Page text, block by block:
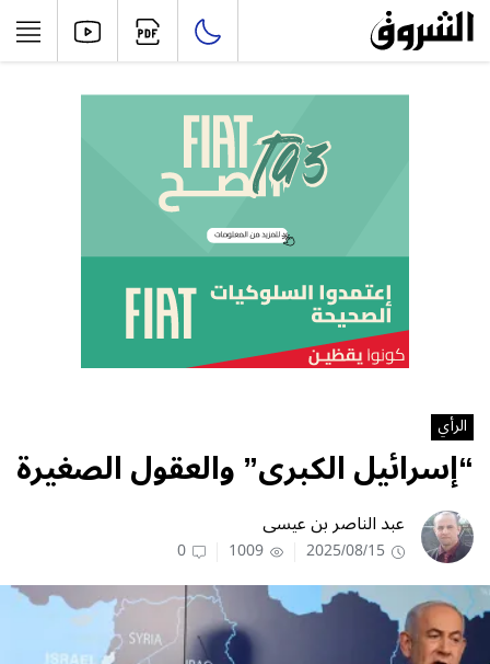
الرأي
“إسرائيل الكبرى” والعقول الصغيرة
عبد الناصر بن عيسى
2025/08/15
1009
0